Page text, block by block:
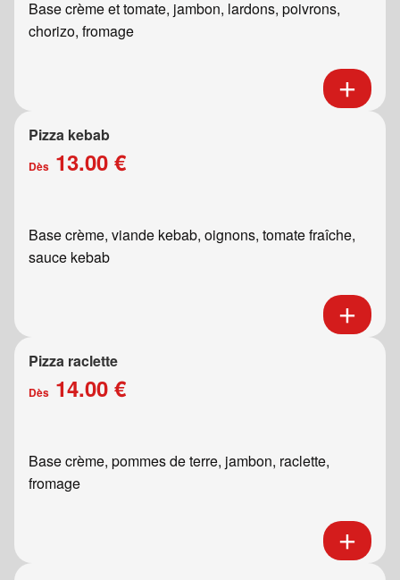
Base crème et tomate, jambon, lardons, poivrons,
chorizo, fromage
Pizza kebab
Dès 13.00 €
Base crème, viande kebab, oignons, tomate fraîche,
sauce kebab
Pizza raclette
Dès 14.00 €
Base crème, pommes de terre, jambon, raclette,
fromage